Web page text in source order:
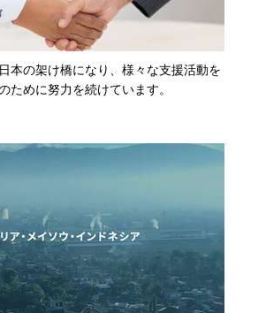
本の架け橋になり、様々な支援活動を
ために努力を続けています。